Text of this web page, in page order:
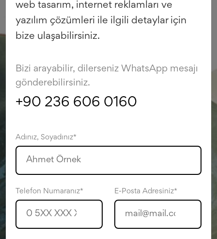
web tasarım, internet reklamları ve
yazılım çözümleri ile ilgili detaylar için
bize ulaşabilirsiniz.
Bizi arayabilir, dilerseniz WhatsApp mesajı
gönderebilirsiniz.
+90 236 606 0160
Adınız, Soyadınız*
Telefon Numaranız* E-Posta Adresiniz*